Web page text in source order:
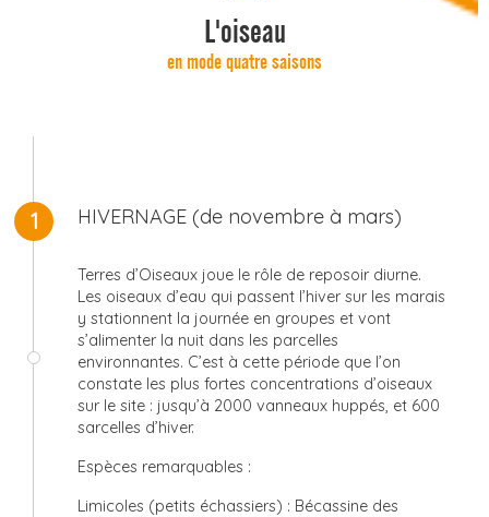
L'oiseau
en mode quatre saisons
1 HIVERNAGE (de novembre à mars)
Terres d’Oiseaux joue le rôle de reposoir diurne.
Les oiseaux d’eau qui passent l’hiver sur les marais
y stationnent la journée en groupes et vont
s’alimenter la nuit dans les parcelles
environnantes. C’est à cette période que l’on
constate les plus fortes concentrations d’oiseaux
sur le site : jusqu’à 2000 vanneaux huppés, et 600
sarcelles d’hiver.
Espèces remarquables :
Limicoles (petits échassiers) : Bécassine des